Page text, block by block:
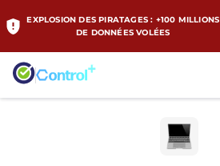
EXPLOSION DES PIRATAGES : +100 MILLIONS
DE DONNÉES VOLÉES